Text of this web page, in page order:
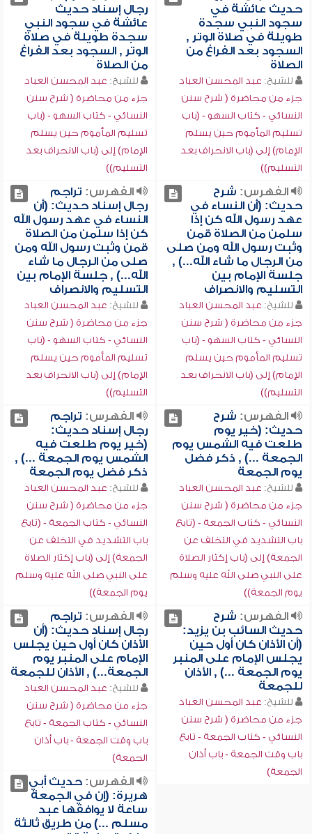
حديث عائشة في
سجود النبي سجدة
طويلة في صلاة الوتر ,
السجود بعد الفراغ من
الصلاة
للشيخ: عبد المحسن العباد
جزء من محاضرة ( شرح سنن
النسائي - كتاب السهو - (باب
تسليم المأموم حين يسلم
الإمام) إلى (باب الانحراف بعد
التسليم))
رجال إسناد حديث
عائشة في سجود النبي
سجدة طويلة في صلاة
الوتر , السجود بعد الفراغ
من الصلاة
للشيخ: عبد المحسن العباد
جزء من محاضرة ( شرح سنن
النسائي - كتاب السهو - (باب
تسليم المأموم حين يسلم
الإمام) إلى (باب الانحراف بعد
التسليم))
الفهرس: شرح
حديث: (أن النساء في
عهد رسول الله كن إذا
سلمن من الصلاة قمن
وثبت رسول الله ومن صلى
من الرجال ما شاء الله...) ,
جلسة الإمام بين
التسليم والانصراف
للشيخ: عبد المحسن العباد
جزء من محاضرة ( شرح سنن
النسائي - كتاب السهو - (باب
تسليم المأموم حين يسلم
الإمام) إلى (باب الانحراف بعد
التسليم))
الفهرس: تراجم
رجال إسناد حديث: (أن
النساء في عهد رسول الله
كن إذا سلمن من الصلاة
قمن وثبت رسول الله ومن
صلى من الرجال ما شاء
الله...) , جلسة الإمام بين
التسليم والانصراف
للشيخ: عبد المحسن العباد
جزء من محاضرة ( شرح سنن
النسائي - كتاب السهو - (باب
تسليم المأموم حين يسلم
الإمام) إلى (باب الانحراف بعد
التسليم))
الفهرس: شرح
حديث: (خير يوم
طلعت فيه الشمس يوم
الجمعة ...) , ذكر فضل
يوم الجمعة
للشيخ: عبد المحسن العباد
جزء من محاضرة ( شرح سنن
النسائي - كتاب الجمعة - (تابع
باب التشديد في التخلف عن
الجمعة) إلى (باب إكثار الصلاة
على النبي صلى الله عليه وسلم
يوم الجمعة))
الفهرس: تراجم
رجال إسناد حديث:
(خير يوم طلعت فيه
الشمس يوم الجمعة ...) ,
ذكر فضل يوم الجمعة
للشيخ: عبد المحسن العباد
جزء من محاضرة ( شرح سنن
النسائي - كتاب الجمعة - (تابع
باب التشديد في التخلف عن
الجمعة) إلى (باب إكثار الصلاة
على النبي صلى الله عليه وسلم
يوم الجمعة))
الفهرس: شرح
حديث السائب بن يزيد:
(أن الأذان كان أول حين
يجلس الإمام على المنبر
يوم الجمعة ...) , الأذان
للجمعة
للشيخ: عبد المحسن العباد
جزء من محاضرة ( شرح سنن
النسائي - كتاب الجمعة - تابع
باب وقت الجمعة - باب أذان
الجمعة)
الفهرس: تراجم
رجال إسناد حديث: (أن
الأذان كان أول حين يجلس
الإمام على المنبر يوم
الجمعة...) , الأذان للجمعة
للشيخ: عبد المحسن العباد
جزء من محاضرة ( شرح سنن
النسائي - كتاب الجمعة - تابع
باب وقت الجمعة - باب أذان
الجمعة)
الفهرس:حديث أبي
هريرة: (إن في الجمعة
ساعة لا يوافقها عبد
مسلم ...) من طريق ثالثة